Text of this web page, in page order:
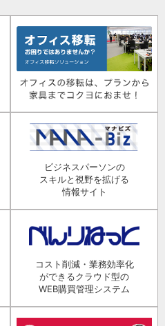
ビジネスパーソンの
スキルと視野を拡げる
情報サイト
コスト削減・業務効率化
ができるクラウド型の
WEB購買管理システム